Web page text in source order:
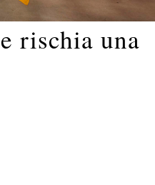
rischia una